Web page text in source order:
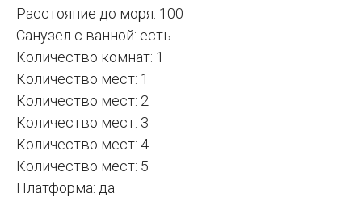
Расстояние до моря: 100
Санузел с ванной: есть
Количество комнат: 1
Количество мест: 1
Количество мест: 2
Количество мест: 3
Количество мест: 4
Количество мест: 5
Платформа: да